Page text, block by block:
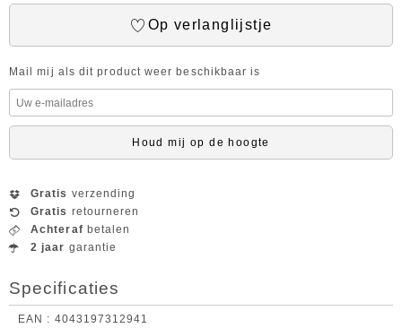
Op verlanglijstje
Mail mij als dit product weer beschikbaar is
Houd mij op de hoogte
Gratis verzending
Gratis retourneren
Achteraf betalen
2 jaar garantie
Specificaties
EAN 4043197312941